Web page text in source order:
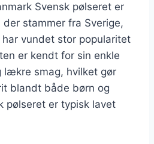
Svensk pølseret er
der stammer fra Sverige,
har vundet stor popularitet
er kendt for sin enkle
lækre smag, hvilket gør
blandt både børn og
pølseret er typisk lavet